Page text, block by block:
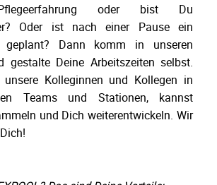
oder bist Du
Oder ist nach einer Pause ein
geplant? Dann komm in unseren
gestalte Deine Arbeitszeiten selbst.
Kolleginnen und Kollegen in
Teams und Stationen, kannst
und Dich weiterentwickeln. Wir